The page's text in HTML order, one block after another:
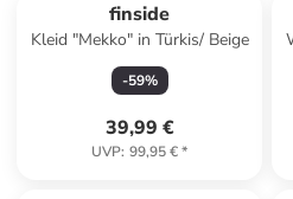
finside
Kleid "Mekko" in Türkis/ Beige
-59%
39,99 €
UVP: 99,95 €*